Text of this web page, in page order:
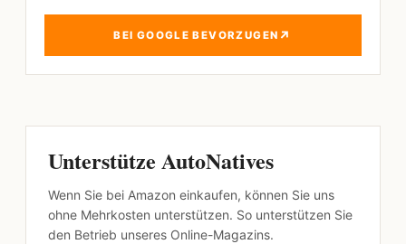
BEI GOOGLE BEVORZUGEN ↗
Unterstütze AutoNatives
Wenn Sie bei Amazon einkaufen, können Sie uns
ohne Mehrkosten unterstützen. So unterstützen Sie
den Betrieb unseres Online-Magazins.